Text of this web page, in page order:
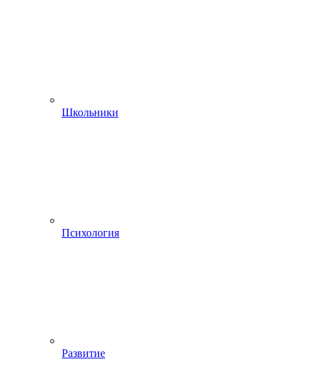
Школьники
Психология
Развитие